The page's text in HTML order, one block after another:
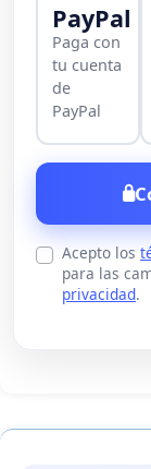
PayPal
Paga con
tu cuenta
de
PayPal
Acepto los
para las
privacidad.